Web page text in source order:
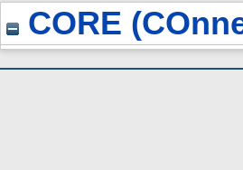
CORE